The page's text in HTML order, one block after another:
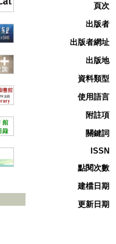
頁次
出版者
出版者網址
出版地
資料類型
使用語言
附註項
關鍵詞
ISSN
點閱次數
建檔日期
更新日期